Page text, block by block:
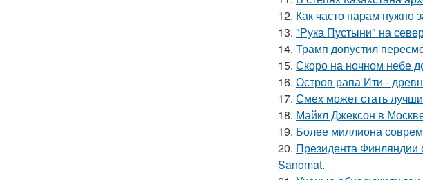
12. Как часто парам нужно
13. "Рука Пустыни" на
14. Трамп допустил
15. Скоро на ночном небе
16. Остров рапа Ити -
17. Смех может стать
18. Майкл Джексон в
19. Более миллиона
20. Президента Финляндии
Sanomat.